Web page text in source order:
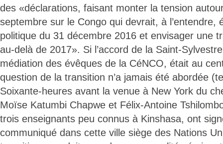
des «déclarations, faisant monter la tension
septembre sur le Congo qui devrait, à l’entendre,
politique du 31 décembre 2016 et envisager une
au-delà de 2017». Si l’accord de la Saint-
médiation des évêques de la CéNCO, était au
question de la transition n’a jamais été abordée
Soixante-heures avant la venue à New York du
Moïse Katumbi Chapwe et Félix-Antoine
trois enseignants peu connus à Kinshasa, ont
communiqué dans cette ville siège des Nations